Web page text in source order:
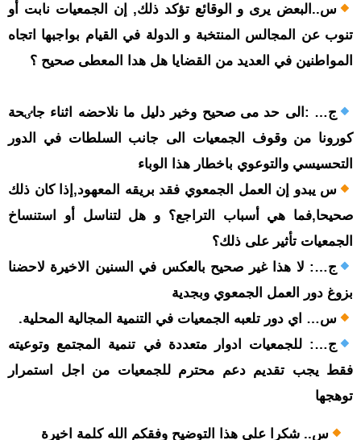
س..البعض يرى و الوقائع تؤكد ذلك, إن الجمعيات نابت أو
تنوب عن المجالس المنتخبة و الدولة في القيام بواجبها اتجاه
المواطنين في العديد من القضايا هل هدا المعطى صحيح ؟
ج… :الى حد مى صحيح وخير دليل ما نلاحضه اثناء جاٸحة
کورونا من وقوف الجمعيات الى جانب السلطات في الدور
التحسيسي والتوعوي باخطار هذا الوباء
س يبدو إن العمل الجمعوي فقد بريقه المعهود,إذا كان ذلك
صحيحا,فما هي أسباب التراجع؟ و هل لتناسل أو استنساخ
الجمعيات تأثير على ذلك؟
ج…: لا هذا غير صحيح بالعکس في السنين الاخيرة لاحضنا
بزوغ دور العمل الجمعوي وبجدية
س… اي دور تلعبه الجمعيات في التنمية المجالية المحلية.
ج…: للجمعيات ادوار متعددة في تنمية المجتمع وتوعيته
فقط يجب تقديم دعم محترم للجمعيات من اجل استمرار
توهجها
س.. شكرا على هذا التوضيح وفقكم الله كلمة اخيرة